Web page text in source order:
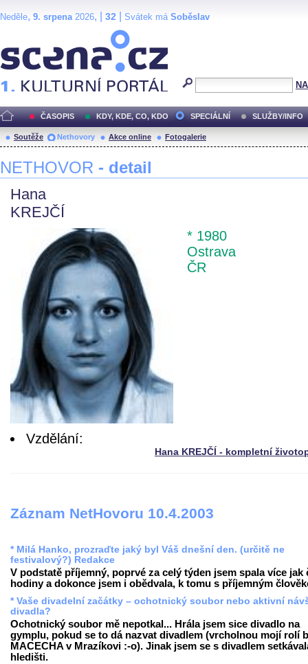
Neděle, 9. srpena2026, | 32 Svátek má Soběslav
ČASOPIS KDY, KDE, CO, KDO SPECIÁLNÍ SLUŽBY/INFO
Soutěže Nethovory Akce online Fotogalerie
NETHOVOR - detail
Hana
KREJČÍ
* 1980
Ostrava
ČR
Vzdělání:
Hana KREJČÍ - kompletní
Záznam NetHovoru 10.4.2003
* Milá Hanko, prozraďte jaký byl Váš dnešní den. (určitě ne
festivalový?) Redakce
V podstatě příjemný, poprvé za celý týden jsem spala více jak
hodiny a dokonce jsem i obědvala, k tomu s příjemným
* Vaše divadelní začátky – ochotnický soubor nebo aktivní
divadla?
Ochotnický soubor mě nepotkal... Hrála jsem sice divadlo na
gymplu, pokud se to dá nazvat divadlem (vrcholnou mojí rolí
MACECHA v Mrazíkovi :-o). Jinak jsem se s divadlem
hledišti.